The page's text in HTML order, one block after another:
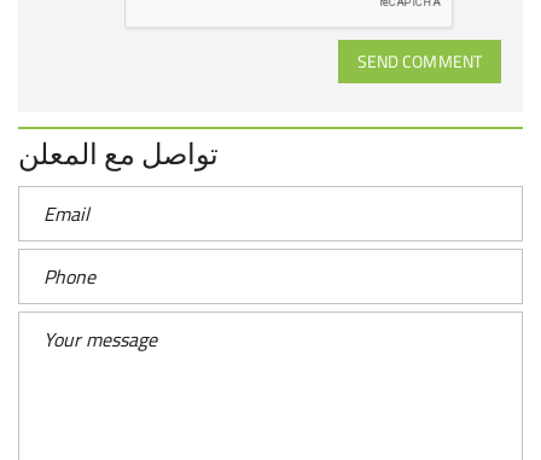
SEND COMMENT
تواصل مع المعلن